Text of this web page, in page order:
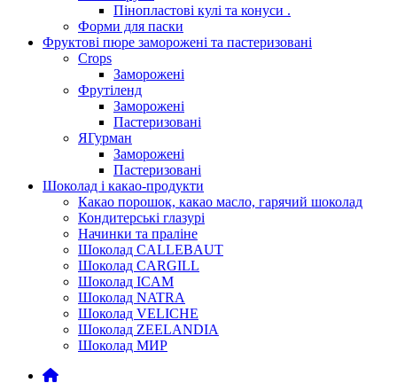
Пінопластові кулі та конуси .
Форми для паски
Фруктові пюре заморожені та пастеризовані
Crops
Заморожені
Фрутіленд
Заморожені
Пастеризовані
ЯГурман
Заморожені
Пастеризовані
Шоколад і какао-продукти
Какао порошок, какао масло, гарячий шоколад
Кондитерські глазурі
Начинки та праліне
Шоколад CALLEBAUT
Шоколад CARGILL
Шоколад ICAM
Шоколад NATRA
Шоколад VELICHE
Шоколад ZEELANDIA
Шоколад МИР